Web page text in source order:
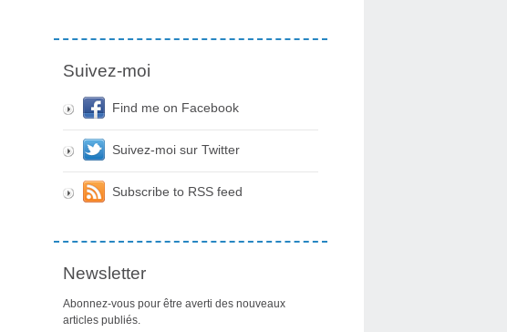
Suivez-moi
Find me on Facebook
Suivez-moi sur Twitter
Subscribe to RSS feed
Newsletter
Abonnez-vous pour être averti des nouveaux
articles publiés.